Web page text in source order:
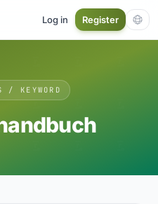
Log in Register
/ KEYWORD